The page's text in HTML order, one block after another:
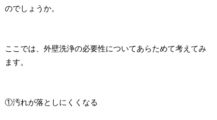
のでしょうか。
ここでは、外壁洗浄の必要性についてあらためて考えてみ
ます。
①汚れが落としにくくなる